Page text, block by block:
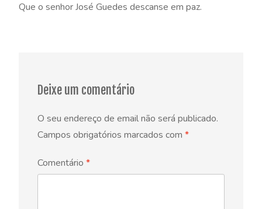
Que o senhor José Guedes descanse em paz.
Deixe um comentário
O seu endereço de email não será publicado.
Campos obrigatórios marcados com *
Comentário *